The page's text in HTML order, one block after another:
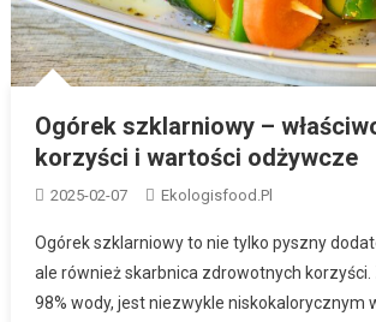
Ogórek szklarniowy –
korzyści i wartości odżywcze
2025-02-07 Ekologisfood.pl
Ogórek szklarniowy to nie tylko pyszny
ale również skarbnica zdrowotnych korzyści.
98% wody, jest niezwykle niskokalorycznym